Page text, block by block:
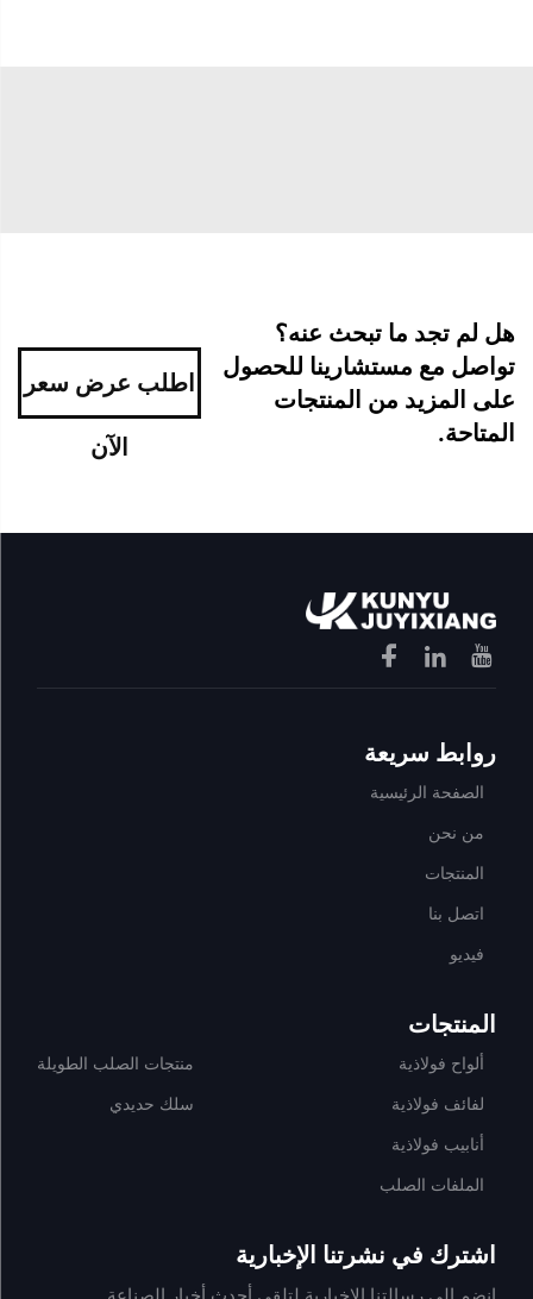
هل لم تجد ما تبحث عنه؟
تواصل مع مستشارينا للحصول
على المزيد من المنتجات
المتاحة.
اطلب عرض سعر
الآن
روابط سريعة
الصفحة الرئيسية
من نحن
المنتجات
اتصل بنا
فيديو
المنتجات
ألواح فولاذية
لفائف فولاذية
أنابيب فولاذية
الملفات الصلب
منتجات الصلب الطويلة
سلك حديدي
اشترك في نشرتنا الإخبارية